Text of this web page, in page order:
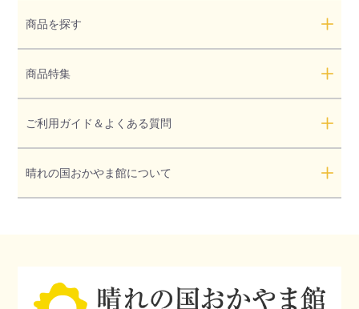
商品を探す
商品特集
ご利用ガイド＆よくある質問
晴れの国おかやま館について